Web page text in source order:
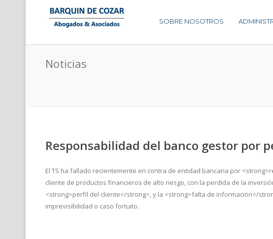
SOBRE NOSOTROS
Noticias
Responsabilidad del banco gestor por
El TS ha fallado recientemente en contra de entidad bancaria por
cliente de productos financieros de alto riesgo, con la perdida de la
<strong>perfil del cliente</strong>, y la <strong>falta de información</
imprevisibilidad o caso fortuito.